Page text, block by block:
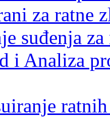
za ratne
suđenja
i Analiza